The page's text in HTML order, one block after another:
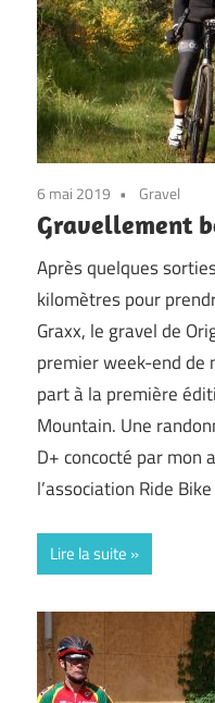
6 mai 2019 Gravel
Gravellement
Après quelques
kilomètres pour
Graxx, le gravel de
premier week-end de
part à la première
Mountain. Une
D+ concocté par mon
l’association Ride
Lire la suite